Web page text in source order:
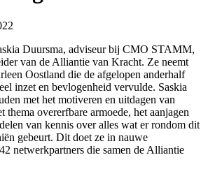
Duursma, adviseur bij CMO STAMM,
van de Alliantie van Kracht. Ze neemt
Oostland die de afgelopen anderhalf
inzet en bevlogenheid vervulde. Saskia
met het motiveren en uitdagen van
thema overerfbare armoede, het aanjagen
van kennis over alles wat er rondom dit
gebeurt. Dit doet ze in nauwe
netwerkpartners die samen de Alliantie